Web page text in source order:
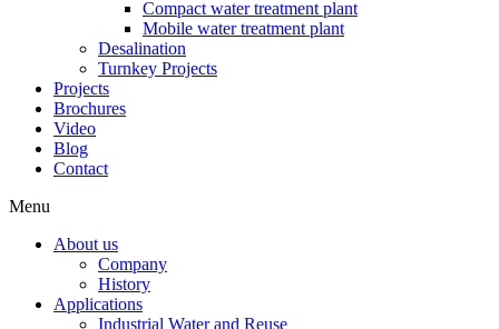
Compact water treatment plant
Mobile water treatment plant
Desalination
Turnkey Projects
Projects
Brochures
Video
Blog
Contact
Menu
About us
Company
History
Applications
Industrial Water and Reuse